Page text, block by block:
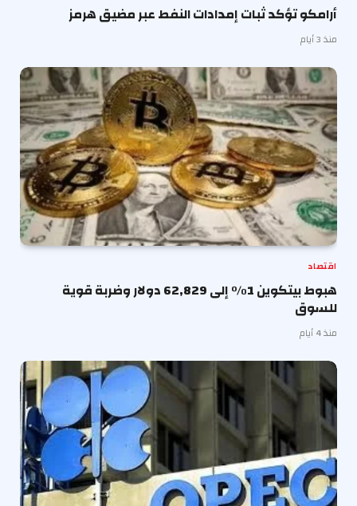
أرامكو تؤكد ثبات إمدادات النفط عبر مضيق هرمز
منذ 3 أيام
اقتصاد
هبوط بيتكوين 1% إلى 62,829 دولار وضربة قوية
للسوق
منذ 4 أيام